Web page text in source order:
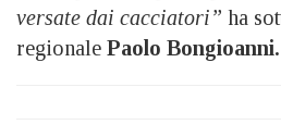
versate dai cacciatori” ha
regionale Paolo Bongioanni.